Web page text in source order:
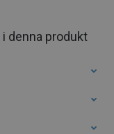
denna produkt